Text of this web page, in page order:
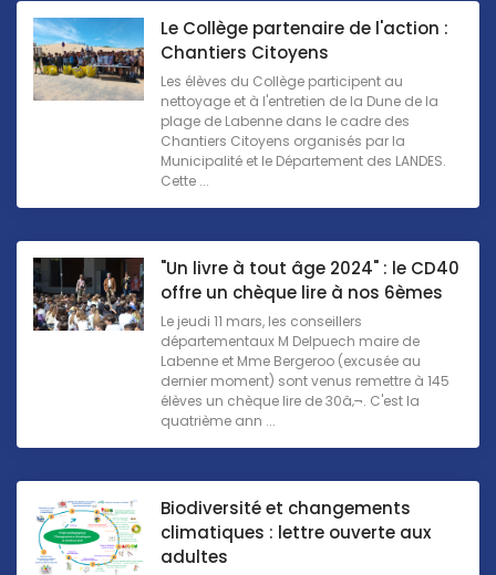
Le Collège partenaire de l'action :
Chantiers Citoyens
Les élèves du Collège participent au
nettoyage et à l'entretien de la Dune de la
plage de Labenne dans le cadre des
Chantiers Citoyens organisés par la
Municipalité et le Département des LANDES.
Cette ...
"Un livre à tout âge 2024" : le CD40
offre un chèque lire à nos 6èmes
Le jeudi 11 mars, les conseillers
départementaux M Delpuech maire de
Labenne et Mme Bergeroo (excusée au
dernier moment) sont venus remettre à 145
élèves un chèque lire de 30â‚¬. C'est la
quatrième ann ...
Biodiversité et changements
climatiques : lettre ouverte aux
adultes